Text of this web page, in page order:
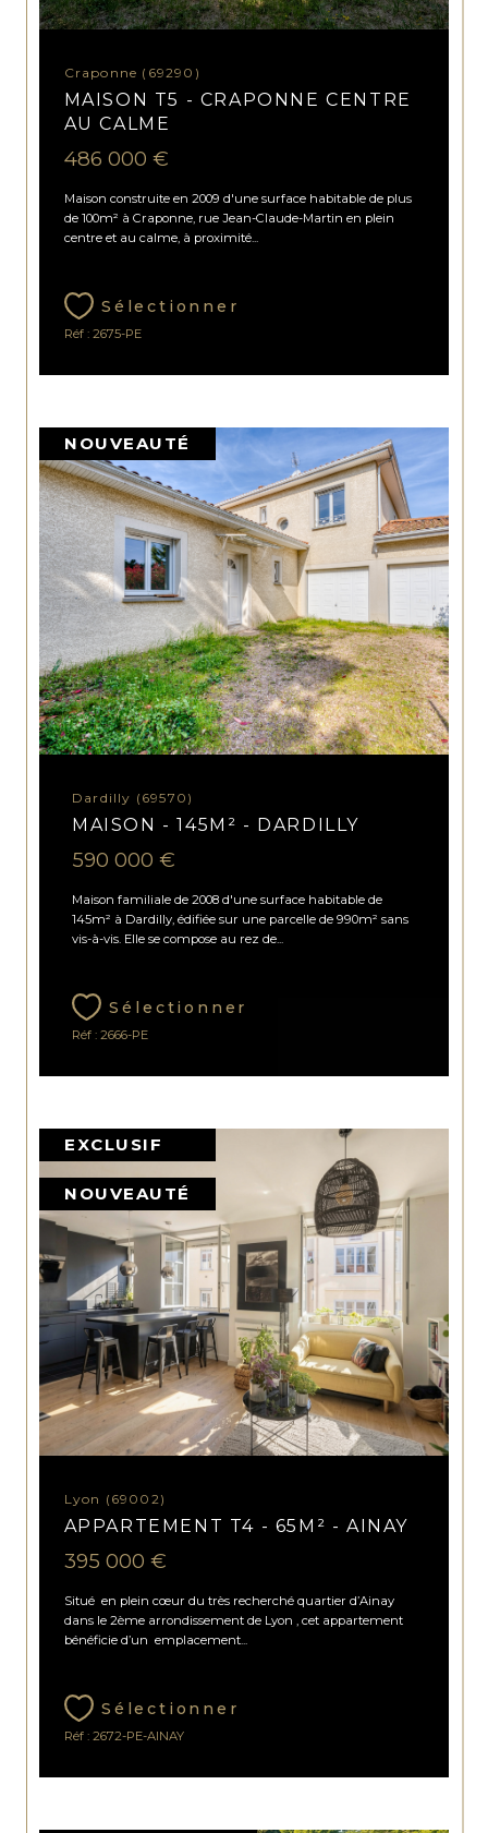
Craponne (69290)
MAISON T5 - CRAPONNE CENTRE
AU CALME
486 000 €
Maison construite en 2009 d'une surface habitable de plus
de 100m² à Craponne, rue Jean-Claude-Martin en plein
centre et au calme, à proximité...
Sélectionner
Réf : 2675-PE
Dardilly (69570)
MAISON - 145M² - DARDILLY
590 000 €
Maison familiale de 2008 d'une surface habitable de
145m² à Dardilly, édifiée sur une parcelle de 990m² sans
vis-à-vis. Elle se compose au rez de...
Sélectionner
Réf : 2666-PE
NOUVEAUTÉ
Lyon (69002)
APPARTEMENT T4 - 65M² - AINAY
395 000 €
Situé en plein cœur du très recherché quartier d’Ainay
dans le 2ème arrondissement de Lyon , cet appartement
bénéficie d’un emplacement...
Sélectionner
Réf : 2672-PE-AINAY
EXCLUSIF
NOUVEAUTÉ